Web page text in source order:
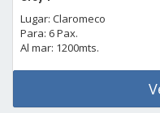
Lugar: Claromeco
Para: 6 Pax.
Al mar: 1200mts.